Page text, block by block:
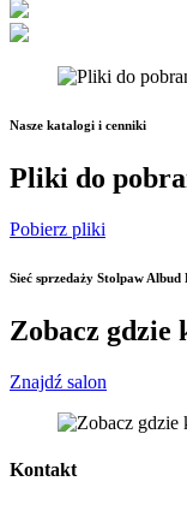
Nasze katalogi i cenniki
Pliki do
Pobierz pliki
Sieć sprzedaży Stolpaw Albud
Zobacz gdzie
Znajdź salon
Kontakt